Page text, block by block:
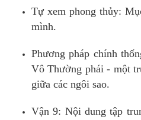
Tự xem phong thủy:
mình.
Phương pháp chính
Vô Thường phái - một
giữa các ngôi sao.
Vận 9: Nội dung tập